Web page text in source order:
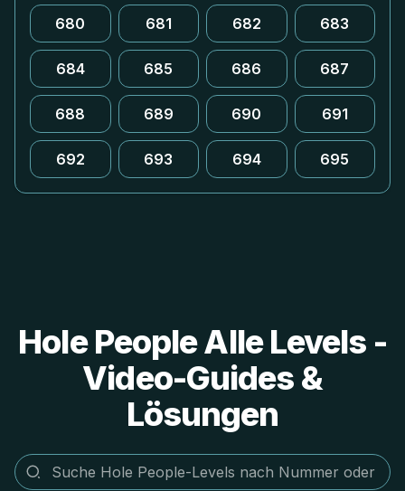
680 681 682 683
684 685 686 687
688 689 690 691
692 693 694 695
Hole People Alle Levels -
Video-Guides &
Lösungen